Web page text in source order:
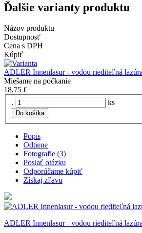
Ďalšie varianty produktu
Názov produktu
Dostupnosť
Cena s DPH
Kúpiť
ADLER Innenlasur - vodou riediteľná
Miešame na počkanie
18,75 €
.
ks
Do košíka
Popis
Odtiene
Fotografie (3)
Poslať otázku
Odporúčame kúpiť
Získaj zľavu
ADLER Innenlasur - vodou riediteľná